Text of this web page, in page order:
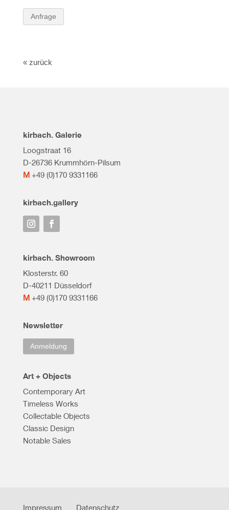
Anfrage
« zurück
kirbach. Galerie
Loogstraat 16
D-26736 Krummhörn-Pilsum
M+49 (0)170 9331166
kirbach.gallery
kirbach. Showroom
Klosterstr. 60
D-40211 Düsseldorf
M+49 (0)170 9331166
Newsletter
Anmeldung
Art + Objects
Contemporary Art
Timeless Works
Collectable Objects
Classic Design
Notable Sales
Impressum Datenschutz